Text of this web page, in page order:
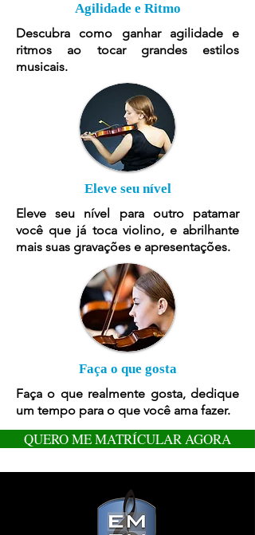
Agilidade e Ritmo
Descubra como ganhar agilidade e
ritmos ao tocar grandes estilos
musicais.
Eleve seu nível
Eleve seu nível para outro patamar
você que já toca violino, e abrilhante
mais suas gravações e apresentações.
Faça o que gosta
Faça o que realmente gosta, dedique
um tempo para o que você ama fazer.
QUERO ME MATRÍCULAR AGORA